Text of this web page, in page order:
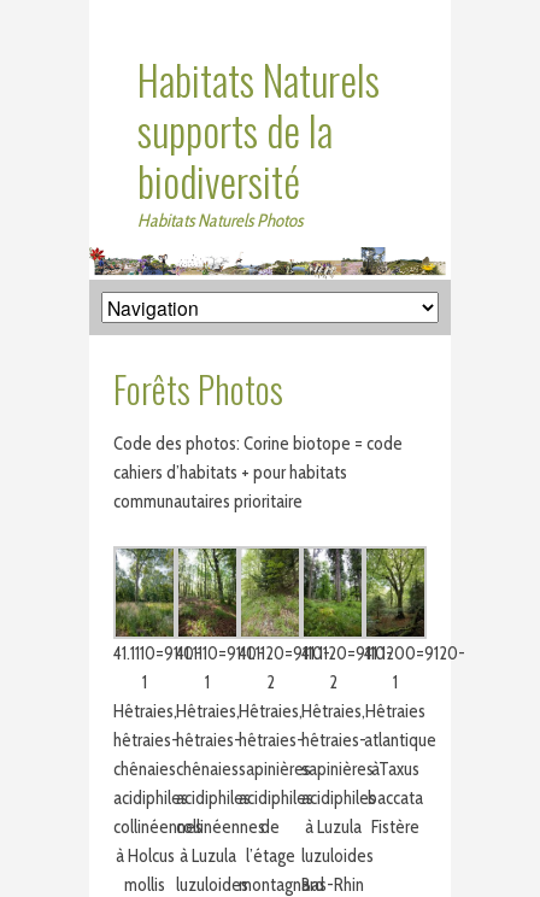
Habitats Naturels
supports de la
biodiversité
Habitats Naturels Photos
Forêts Photos
Code des photos: Corine biotope = code
cahiers d’habitats + pour habitats
communautaires prioritaire
41.1110=9110-
1
Hêtraies,
hêtraies-
chênaies
acidiphiles
collinéennes
à Holcus
mollis
41.1110=9110-
1
Hêtraies,
hêtraies-
chênaies
acidiphiles
collinéennes
à Luzula
luzuloides
41.1120=9110-
2
Hêtraies,
hêtraies-
sapinières
acidiphiles
de
l’étage
montagnard
41.1120=9110-
2
Hêtraies,
hêtraies-
sapinières
acidiphiles
à Luzula
luzuloides
Bas-Rhin
41.1200=9120-
1
Hêtraies
atlantique
àTaxus
baccata
Fistère